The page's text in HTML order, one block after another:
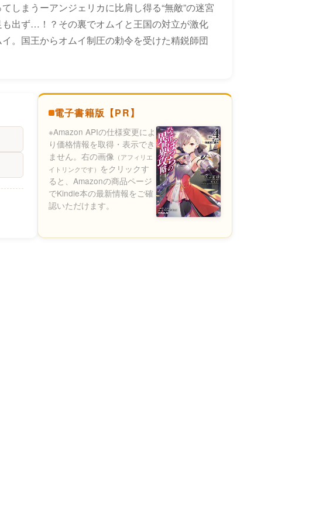
しまうーアンジェリカに比肩し得る“無敵”の迷宮
出ず…！？その裏でオムイと王国の対立が激化
。国王からオムイ制圧の勅令を受けた精鋭師団
電子書籍版【PR】
※Amazon APIの仕様変更によ
り価格情報を取得・表示でき
ません。右の画像 （アフィリエ
イトリンクです） をクリックす
ると、Amazonの商品ページ
でKindle本の最新情報をご確
認いただけます。